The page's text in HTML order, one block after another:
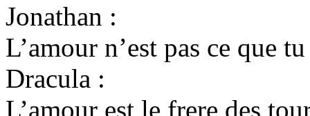
Jonathan :
L’amour n’est pas ce que
Dracula :
L’amour est le frere des